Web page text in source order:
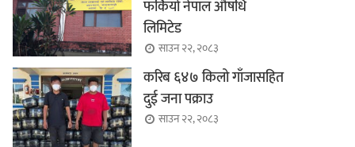
फर्कियो नेपाल औषधि
लिमिटेड
साउन २२, २०८३
करिब ६४७ किलो गाँजासहित
दुई जना पक्राउ
साउन २२, २०८३